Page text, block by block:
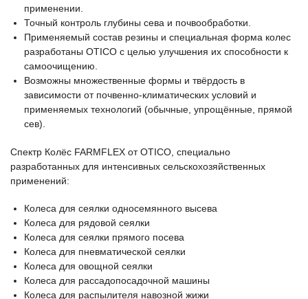
применении.
Точный контроль глубины сева и почвообработки.
Применяемый состав резины и специальная форма колес
разработаны OTICO с целью улучшения их способности к
самоочищению.
Возможны множественные формы и твёрдость в
зависимости от почвенно-климатических условий и
применяемых технологий (обычные, упрощённые, прямой
сев).
Спектр Колёс FARMFLEX от OTICO, специально
разработанных для интенсивных сельскохозяйственных
применений:
Колеса для сеялки односемянного высева
Колеса для рядовой сеялки
Колеса для сеялки прямого посева
Колеса для пневматической сеялки
Колеса для овощной сеялки
Колеса для рассадопосадочной машины
Колеса для распылителя навозной жижи